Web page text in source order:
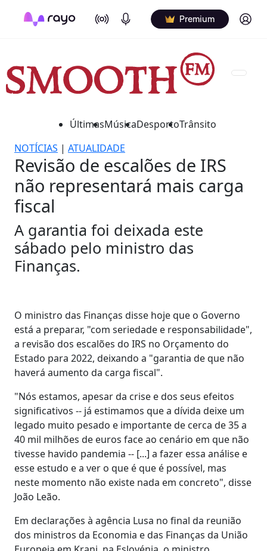
On Air Podcasts Premium Log in
ÚltimasMúsicaDesportoTrânsito
NOTÍCIAS | ATUALIDADE
Revisão de escalões de IRS
não representará mais carga
fiscal
A garantia foi deixada este
sábado pelo ministro das
Finanças.
O ministro das Finanças disse hoje que o Governo
está a preparar, "com seriedade e responsabilidade",
a revisão dos escalões do IRS no Orçamento do
Estado para 2022, deixando a "garantia de que não
haverá aumento da carga fiscal".
"Nós estamos, apesar da crise e dos seus efeitos
significativos -- já estimamos que a dívida deixe um
legado muito pesado e importante de cerca de 35 a
40 mil milhões de euros face ao cenário em que não
tivesse havido pandemia -- [...] a fazer essa análise e
esse estudo e a ver o que é que é possível, mas
neste momento não existe nada em concreto", disse
João Leão.
Em declarações à agência Lusa no final da reunião
dos ministros da Economia e das Finanças da União